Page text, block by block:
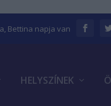
Bettina napja van
HELYSZÍNEK